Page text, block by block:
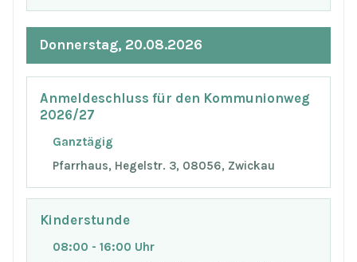
Donnerstag, 20.08.2026
Anmeldeschluss für den Kommunionweg
2026/27
Ganztägig
Pfarrhaus, Hegelstr. 3, 08056, Zwickau
Kinderstunde
08:00 - 16:00 Uhr